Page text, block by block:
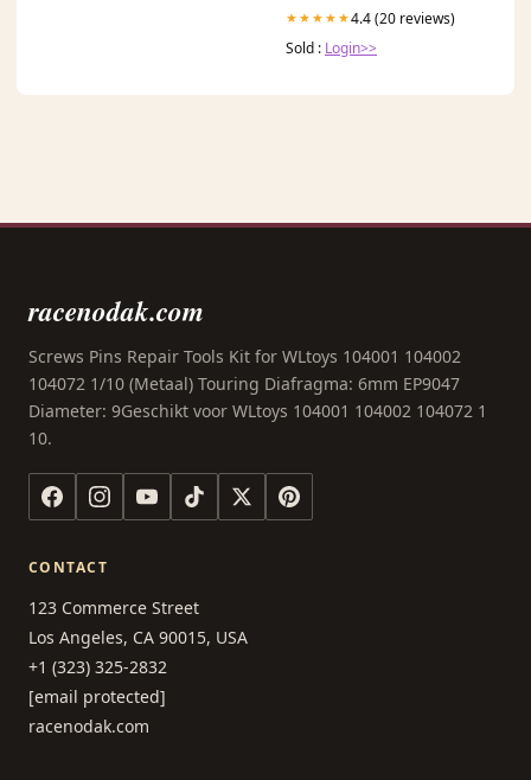
★★★★★4.4 (20 reviews)
Sold : Login>>
racenodak.com
Screws Pins Repair Tools Kit for WLtoys 104001 104002
104072 1/10 (Metaal) Touring Diafragma: 6mm EP9047
Diameter: 9Geschikt voor WLtoys 104001 104002 104072 1
10.
CONTACT
123 Commerce Street
Los Angeles, CA 90015, USA
+1 (323) 325-2832
[email protected]
racenodak.com